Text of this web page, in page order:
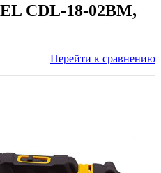
CDL-18-02BM,
Перейти к сравнению